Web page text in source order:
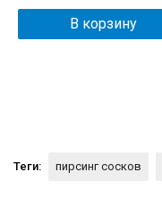
В корзину
Теги: пирсинг сосков